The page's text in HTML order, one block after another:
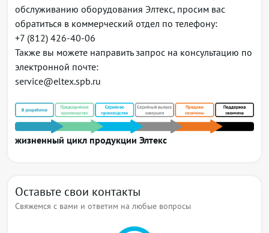
Поддержка QSFP-breakout с разбиением 4×10G и
4×25G
Поддержка объединения 4×10G интерфейсов в
один 40G-интерфейс
Функции уровня L2
Обеспечение коммутации Ethernet посредством
Поддержка IEEE bridging (IEEE 802.1d)
Поддержка VLAN (IEEE 802.1q)
Поддержка Q-in-Q (IEEE 802.1ad) с возможностью
Поддержка DHCP Snooping для бридж-доменов
Протокол LLDP
Поддержка EVPN/MPLS
обслуживанию оборудования Элтекс, просим вас
обратиться в коммерческий отдел по телефону:
+7 (812) 426-40-06
Также вы можете направить запрос на консультацию по
электронной почте:
service@eltex.spb.ru
жизненный цикл продукции Элтекс
Оставьте свои контакты
Свяжемся с вами и ответим на любые вопросы